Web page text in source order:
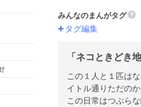
みんなのまんがタグ
タグ編集
「ネコときどき
この１人と１匹は
イトル通りただの
この日常はつぶら